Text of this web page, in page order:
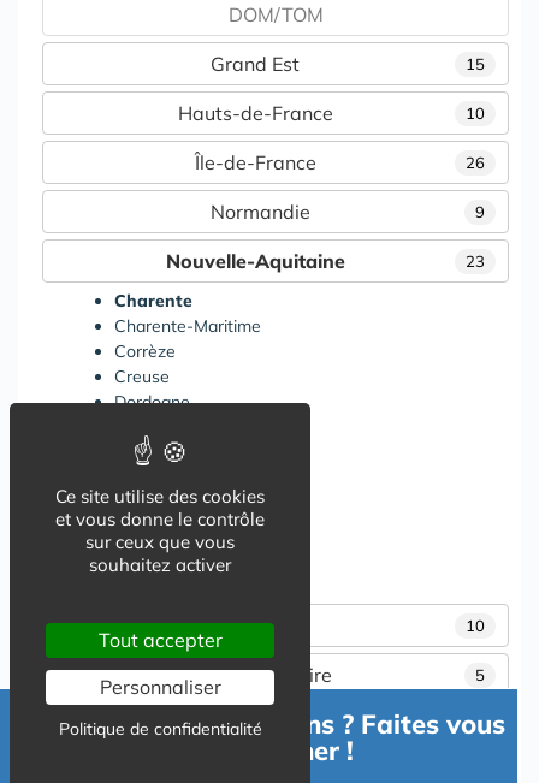
DOM/TOM
15
Grand Est
10
Hauts-de-France
26
Île-de-France
9
Normandie
23
Nouvelle-Aquitaine
Charente
Charente-Maritime
Corrèze
Creuse
Dordogne
Landes
Pyrénées-Atlantiques
Deux-Sèvres
Vienne
Haute-Vienne
10
Occitanie
5
Pays de la Loire
6
Provence-Alpes-Côte-D'Azur
Besoin d'informations ? Faites vous
accompagner !
Ce site utilise des cookies
et vous donne le contrôle
sur ceux que vous
souhaitez activer
Tout accepter
Personnaliser
Politique de confidentialité